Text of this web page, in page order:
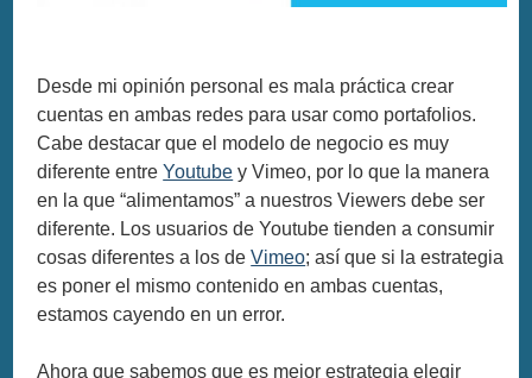
Desde mi opinión personal es mala práctica crear
cuentas en ambas redes para usar como portafolios.
Cabe destacar que el modelo de negocio es muy
diferente entreYoutube y Vimeo, por lo que la manera
en la que “alimentamos” a nuestros Viewers debe ser
diferente. Los usuarios de Youtube tienden a consumir
cosas diferentes a los deVimeo; así que si la estrategia
es poner el mismo contenido en ambas cuentas,
estamos cayendo en un error.
Ahora que sabemos que es mejor estrategia elegir